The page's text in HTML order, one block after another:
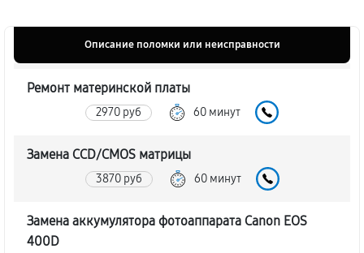
Описание поломки или неисправности
Ремонт материнской платы
2970 руб 60 минут
Замена CCD/CMOS матрицы
3870 руб 60 минут
Замена аккумулятора фотоаппарата Canon EOS
400D